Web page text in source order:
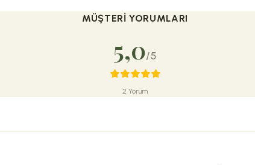
MÜŞTERI YORUMLARI
5,0/5
2 Yorum